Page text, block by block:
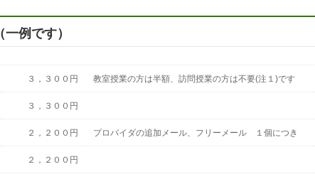
例です）
３，３００円 教室授業の方は半額、訪問授業の方は不要(注１)です
３，３００円
２，２００円 プロバイダの追加メール、フリーメール １個につき
２，２００円